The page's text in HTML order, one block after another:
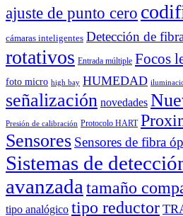
ajuste de punto cero
cámaras inteligentes Detección de
rotativos Entrada múltiple Focos
foto micro high bay HUMEDAD
señalización novedades
Presión de calibración Protocolo HART
Sensores Sensores de fibra
Sistemas de
avanzada tamaño
tipo analógico tipo reductor